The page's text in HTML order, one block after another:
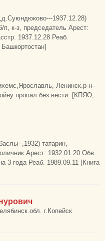
1937.12.28)
п, к-з, председатель Арест:
1937.12.28 Реаб.
Ленинск.р-н--
пропал без вести. [КПЯО,
,1932) татарин,
Арест: 1932.01.20 Обв.
3 года Реаб. 1989.09.11 [Книга
г.Копейск